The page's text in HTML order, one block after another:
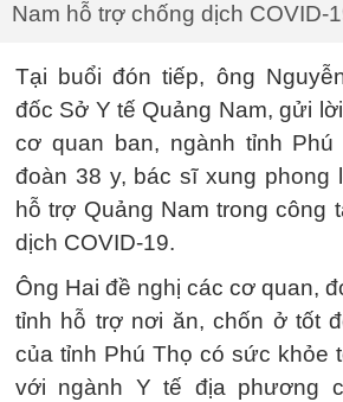
Nam hỗ trợ chống dịch COVID-
Tại buổi đón tiếp, ông
đốc Sở Y tế Quảng Nam, gửi
cơ quan ban, ngành tỉnh
đoàn 38 y, bác sĩ xung phong
hỗ trợ Quảng Nam trong công
dịch COVID-19.
Ông Hai đề nghị các cơ quan,
tỉnh hỗ trợ nơi ăn, chốn ở tốt
của tỉnh Phú Thọ có sức khỏe
với ngành Y tế địa phương